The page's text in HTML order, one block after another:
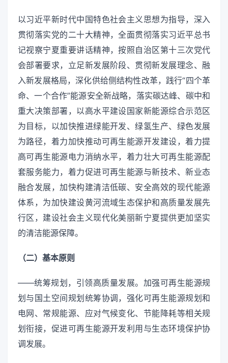
以习近平新时代中国特色社会主义思想为指导，深入
贯彻落实党的二十大精神，全面贯彻落实习近平总书
记视察宁夏重要讲话精神，按照自治区第十三次党代
会部署要求，立足新发展阶段、贯彻新发展理念、融
入新发展格局，深化供给侧结构性改革，践行“四个革
命、一个合作”能源安全新战略，落实碳达峰、碳中和
重大决策部署，以高水平建设国家新能源综合示范区
为目标，以加快推进绿能开发、绿氢生产、绿色发展
为路径，着力加快推动可再生能源开发建设，着力提
高可再生能源电力消纳水平，着力壮大可再生能源配
套服务能力，着力促进可再生能源与新技术、新业态
融合发展，加快构建清洁低碳、安全高效的现代能源
体系，为加快建设黄河流域生态保护和高质量发展先
行区，建设社会主义现代化美丽新宁夏提供更加坚实
的清洁能源保障。
（二）基本原则
——统筹规划，引领高质量发展。加强可再生能源规
划与国土空间规划统筹协调，强化可再生能源规划和
电网、常规能源、应对气候变化、节能降耗等相关规
划衔接，促进可再生能源开发利用与生态环境保护协
调发展。